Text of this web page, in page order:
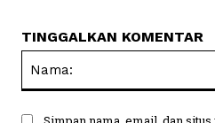
TINGGALKAN KOMENTAR